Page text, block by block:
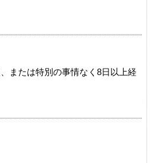
または特別の事情なく8日以上経